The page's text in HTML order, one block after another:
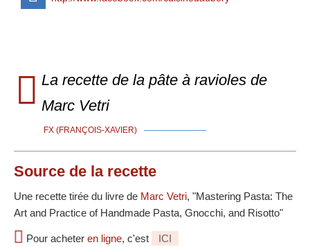
La recette de la pâte à ravioles de
Marc Vetri
FX (FRANÇOIS-XAVIER)
Source de la recette
Une recette tirée du livre de Marc Vetri, "Mastering Pasta: The
Art and Practice of Handmade Pasta, Gnocchi, and Risotto"
Pour acheter en ligne, c'est ICI